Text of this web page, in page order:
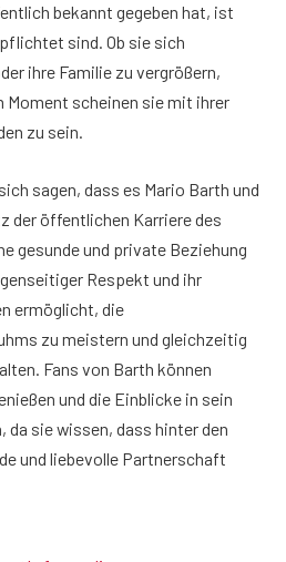
bekannt gegeben hat, ist
sind. Ob sie sich
ihre Familie zu vergrößern,
Moment scheinen sie mit ihrer
zu sein.
sagen, dass es Mario Barth und
der öffentlichen Karriere des
gesunde und private Beziehung
Respekt und ihr
ermöglicht, die
zu meistern und gleichzeitig
Fans von Barth können
und die Einblicke in sein
da sie wissen, dass hinter den
und liebevolle Partnerschaft